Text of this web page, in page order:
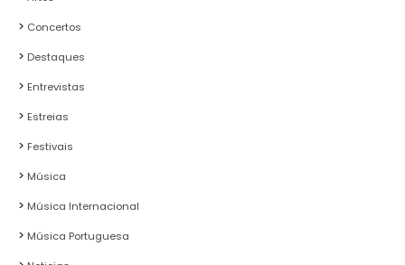
Concertos
Destaques
Entrevistas
Estreias
Festivais
Música
Música Internacional
Música Portuguesa